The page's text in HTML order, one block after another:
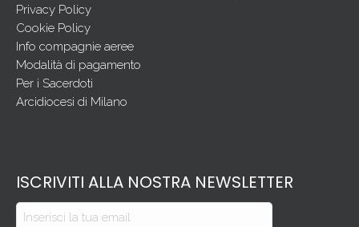
Privacy Policy
Cookie Policy
Info compagnie aeree
Modalità di pagamento
Per i Sacerdoti
Arcidiocesi di Milano
ISCRIVITI ALLA NOSTRA NEWSLETTER